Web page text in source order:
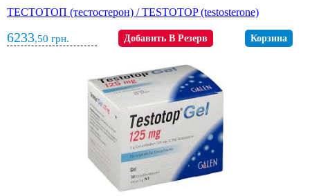
ТЕСТОТОП (тестостерон) / TESTOTOP (testosterone)
6233,50 грн. Добавить В Резерв Корзина